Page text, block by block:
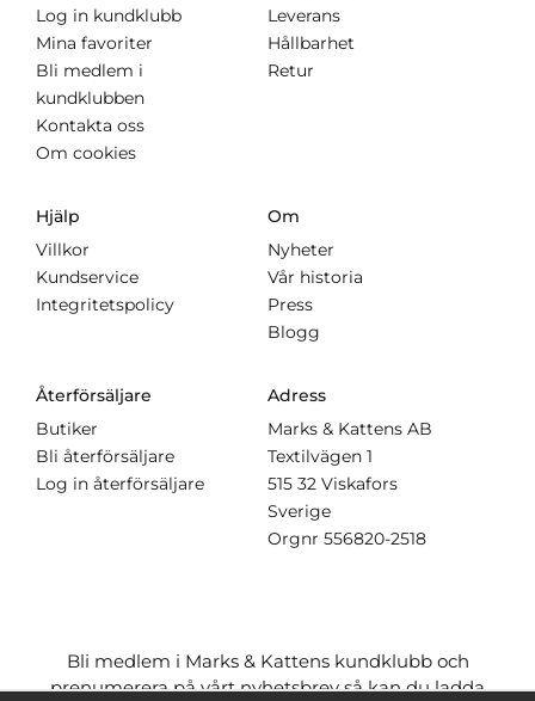
Log in kundklubb
Mina favoriter
Bli medlem i
kundklubben
Kontakta oss
Om cookies
Leverans
Hållbarhet
Retur
Hjälp
Villkor
Kundservice
Integritetspolicy
Om
Nyheter
Vår historia
Press
Blogg
Återförsäljare
Butiker
Bli återförsäljare
Log in återförsäljare
Adress
Marks & Kattens AB
Textilvägen 1
515 32 Viskafors
Sverige
Orgnr 556820-2518
Bli medlem i Marks & Kattens kundklubb och
prenumerera på vårt nyhetsbrev så kan du ladda